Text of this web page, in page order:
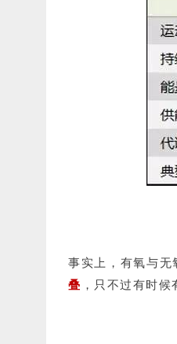
事实上，有氧与无
叠 ， 只不过有时候